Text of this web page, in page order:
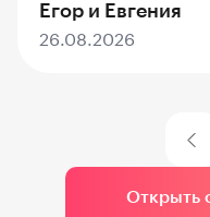
Егор и Евгения
26.08.2026
Открыть